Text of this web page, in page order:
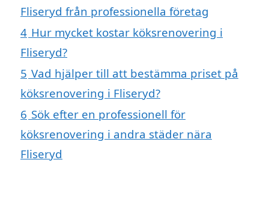
Fliseryd från professionella företag
4 Hur mycket kostar köksrenovering i
Fliseryd?
5 Vad hjälper till att bestämma priset på
köksrenovering i Fliseryd?
6 Sök efter en professionell för
köksrenovering i andra städer nära
Fliseryd